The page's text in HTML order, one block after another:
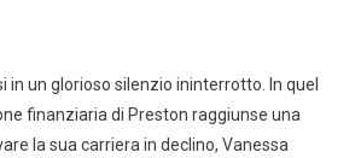
in un glorioso silenzio ininterrotto. In quel
finanziaria di Preston raggiunse una
la sua carriera in declino, Vanessa